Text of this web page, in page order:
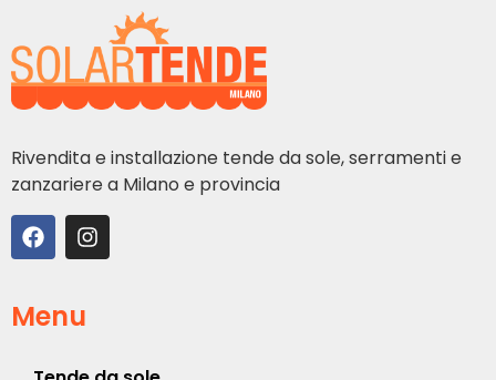
Rivendita e installazione tende da sole, serramenti e
zanzariere a Milano e provincia
Menu